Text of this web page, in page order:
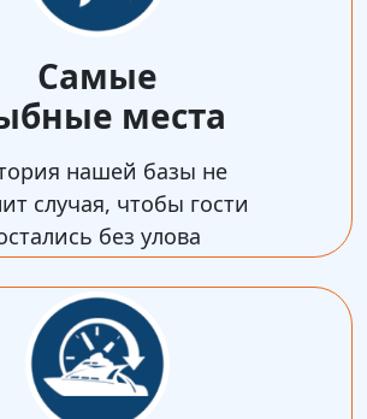
Самые
места
нашей базы не
случая, чтобы гости
без улова